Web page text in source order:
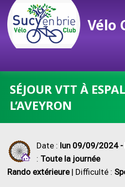
Passer
contenu
Vélo
SÉJOUR VTT À
L’AVEYRON
Date : lun 09/09/2024
: Toute la journée
Rando extérieure| Difficulté :